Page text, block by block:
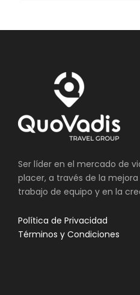
Ser líder en el mercado de
placer, a través de la
trabajo de equipo y en la
Política de Privacidad
Términos y Condiciones